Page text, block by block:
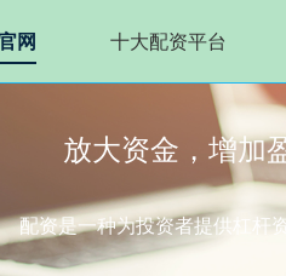
网 十大配资平台
放大资金，增加
配资是一种为投资者提供杠杆